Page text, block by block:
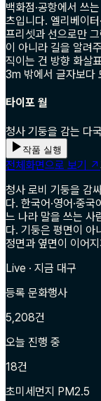
백화점·공항에서 쓰
츠입니다. 엘리베이
프리셋과 선으로만
이 아니라 길을 알려
직이는 건 방향 화살
3m 밖에서 글자보다
타이포 월
청사 기둥을 감는 다
작품 실행
전체화면으로 보기 ↗
청사 로비 기둥을 감
다. 한국어·영어·중
느 나라 말을 쓰는 사
다. 기둥은 평면이 아
정면과 옆면이 이어
Live · 지금 대구
등록 문화행사
5,208건
오늘 진행 중
18건
초미세먼지 PM2.5